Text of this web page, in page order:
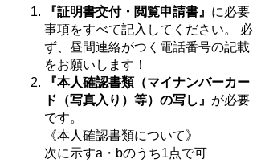
『証明書交付・閲覧申請書』 に必要
事項をすべて記入してください。 必
ず、昼間連絡がつく電話番号の記載
をお願いします！
『本人確認書類（マイナンバーカー
ド（写真入り）等）の写し』 が必要
です。
《本人確認書類について》
次に示すa・bのうち1点で可